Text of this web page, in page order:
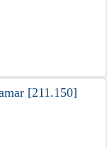
[211.150]